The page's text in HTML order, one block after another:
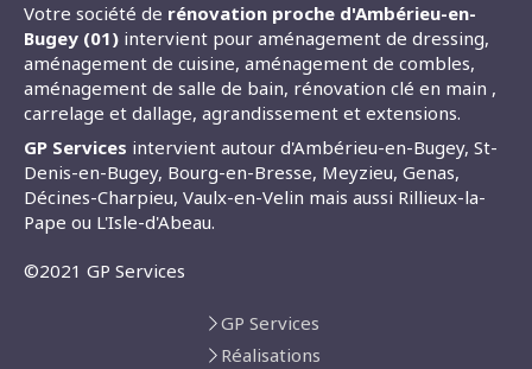
Votre société de rénovation proche d'Ambérieu-en-
Bugey (01) intervient pour aménagement de dressing,
aménagement de cuisine, aménagement de combles,
aménagement de salle de bain, rénovation clé en main ,
carrelage et dallage, agrandissement et extensions.
GP Services intervient autour d'Ambérieu-en-Bugey, St-
Denis-en-Bugey, Bourg-en-Bresse, Meyzieu, Genas,
Décines-Charpieu, Vaulx-en-Velin mais aussi Rillieux-la-
Pape ou L'Isle-d'Abeau.
©2021 GP Services
GP Services
Réalisations